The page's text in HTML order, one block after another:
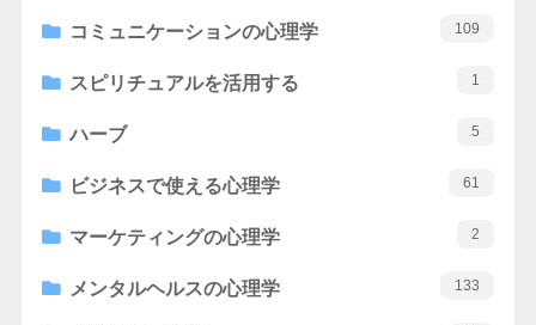
コミュニケーションの心理学 109
スピリチュアルを活用する 1
ハーブ 5
ビジネスで使える心理学 61
マーケティングの心理学 2
メンタルヘルスの心理学 133